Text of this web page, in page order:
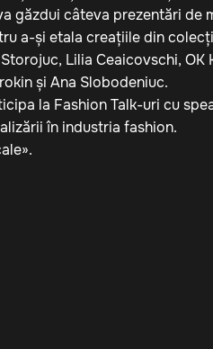
găzdui câteva prezentări de
a-și etala creațiile din
Lilia Ceaicovschi, OK
și Ana Slobodeniuc.
la Fashion Talk-uri cu
în industria fashion.